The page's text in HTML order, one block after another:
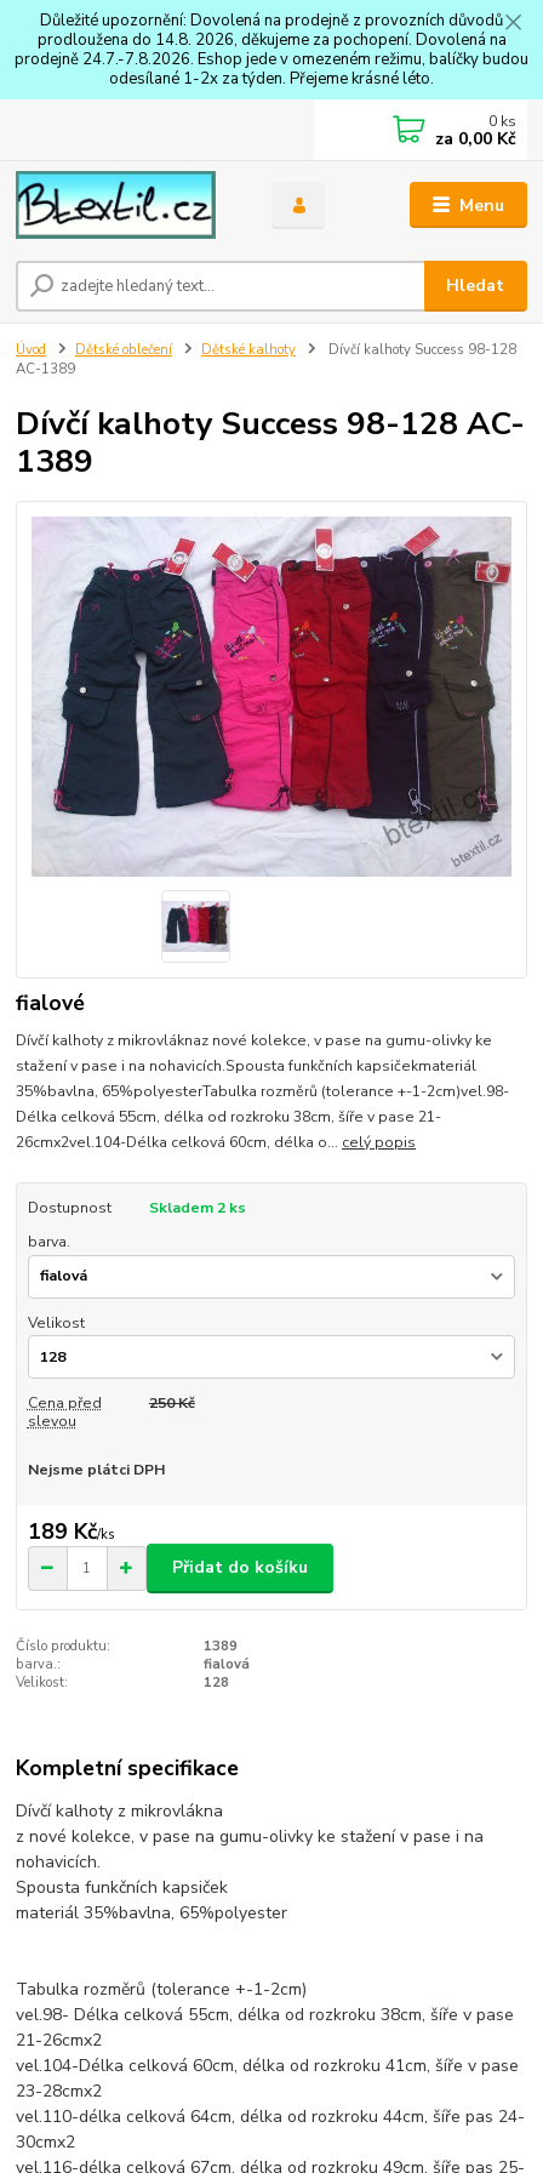
Důležité upozornění: Dovolená na prodejně z provozních důvodů
prodloužena do 14.8. 2026, děkujeme za pochopení. Dovolená na
prodejně 24.7.-7.8.2026. Eshop jede v omezeném režimu, balíčky budou
odesílané 1-2x za týden. Přejeme krásné léto.
Menu
Hledat
0 ks
za 0,00 Kč
Úvod Dětské oblečení Dětské kalhoty
Dívčí kalhoty Success 98-128
AC-1389
Dívčí kalhoty Success 98-128 AC-
1389
fialové
Dívčí kalhoty z mikrovláknaz nové kolekce, v pase na gumu-olivky ke
stažení v pase i na nohavicích.Spousta funkčních kapsičekmateriál
35%bavlna, 65%polyesterTabulka rozměrů (tolerance +-1-2cm)vel.98-
Délka celková 55cm, délka od rozkroku 38cm, šíře v pase 21-
26cmx2vel.104-Délka celková 60cm, délka o... celý popis
Dostupnost
Skladem 2 ks
barva.
Velikost
Cena před
slevou
250 Kč
Nejsme plátci DPH
189 Kč/ks
Přidat do košíku
Číslo produktu:
1389
barva.:
fialová
Velikost:
128
Kompletní specifikace
Dívčí kalhoty z mikrovlákna
z nové kolekce, v pase na gumu-olivky ke stažení v pase i na
nohavicích.
Spousta funkčních kapsiček
materiál 35%bavlna, 65%polyester
Tabulka rozměrů (tolerance +-1-2cm)
vel.98- Délka celková 55cm, délka od rozkroku 38cm, šíře v pase
21-26cmx2
vel.104-Délka celková 60cm, délka od rozkroku 41cm, šíře v pase
23-28cmx2
vel.110-délka celková 64cm, délka od rozkroku 44cm, šíře pas 24-
30cmx2
vel.116-délka celková 67cm, délka od rozkroku 49cm, šíře pas 25-